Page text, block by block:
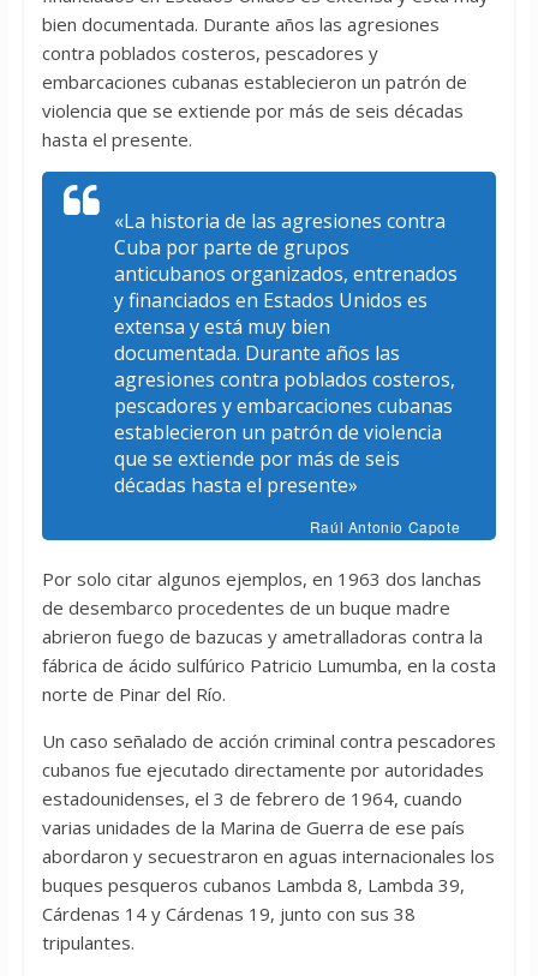
bien documentada. Durante años las agresiones
contra poblados costeros, pescadores y
embarcaciones cubanas establecieron un patrón de
violencia que se extiende por más de seis décadas
hasta el presente.
«La historia de las agresiones contra
Cuba por parte de grupos
anticubanos organizados, entrenados
y financiados en Estados Unidos es
extensa y está muy bien
documentada. Durante años las
agresiones contra poblados costeros,
pescadores y embarcaciones cubanas
establecieron un patrón de violencia
que se extiende por más de seis
décadas hasta el presente»
Raúl Antonio Capote
Por solo citar algunos ejemplos, en 1963 dos lanchas
de desembarco procedentes de un buque madre
abrieron fuego de bazucas y ametralladoras contra la
fábrica de ácido sulfúrico Patricio Lumumba, en la costa
norte de Pinar del Río.
Un caso señalado de acción criminal contra pescadores
cubanos fue ejecutado directamente por autoridades
estadounidenses, el 3 de febrero de 1964, cuando
varias unidades de la Marina de Guerra de ese país
abordaron y secuestraron en aguas internacionales los
buques pesqueros cubanos Lambda 8, Lambda 39,
Cárdenas 14 y Cárdenas 19, junto con sus 38
tripulantes.